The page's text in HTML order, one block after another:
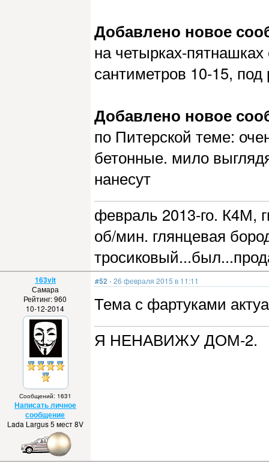
Добавлено новое
на четырках-
сантиметров 10-15,
Добавлено новое
по Питерской теме:
бетонные. мило
нанесут
февраль 2013-го. К4М,
об/мин. глянцевая
163vit
Самара
Рейтинг: 960
10-12-2014
Сообщений: 1631
Написать личное
сообщение
Lada Largus 5 мест 8V
#52 - 26 февраля 2015 в 11:11
Тема с фартуками
Я НЕНАВИЖУ ДОМ-2.